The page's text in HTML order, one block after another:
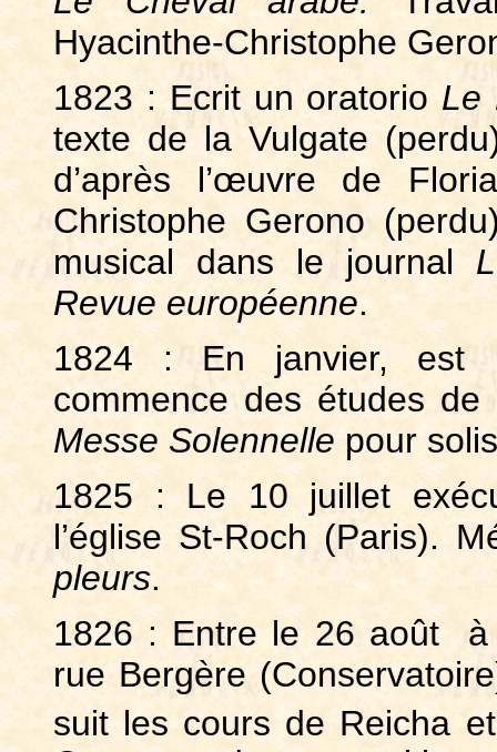
Hyacinthe-Christophe
1823 : Ecrit un oratorio Le
texte de la Vulgate
d’après l’œuvre de
Christophe Gerono
musical dans le journal
Revue européenne.
1824 : En janvier, est
commence des études
Messe Solennelle pour
1825 : Le 10 juillet
l’église St-Roch (Paris).
pleurs.
1826 : Entre le 26 août à
rue Bergère
suit les cours de Reicha